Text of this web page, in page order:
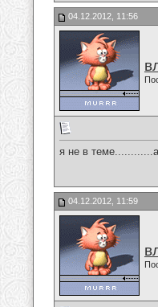
04.12.2012, 11:56
я не в
04.12.2012, 11:59